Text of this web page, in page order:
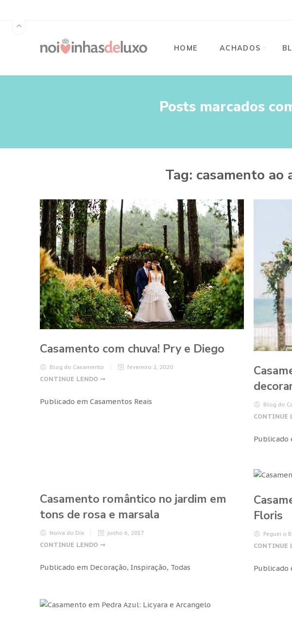
HOME ACHADOS
Posts marcados
Tag: casamento ao
Casamento com chuva! Pry e Diego
Blog do Casamento fevereiro 2, 2020
CONTINUE LENDO ➞
Publicado em Casamentos Reais Blog do
CONTINUE
Publicado
Casamento romântico no jardim em
tons de rosa e marsala
Noiva do Dia junho 6, 2017
CONTINUE LENDO ➞
Publicado em Decoração, Inspiração, Todas
Floris
Peguei o
CONTINUE
Publicado